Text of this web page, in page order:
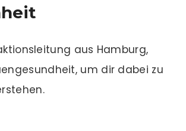
aus Hamburg,
um dir dabei zu